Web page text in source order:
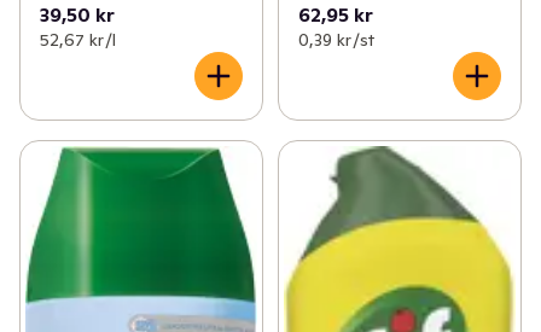
39,50 kr
52,67 kr /l
62,95 kr
0,39 kr /st